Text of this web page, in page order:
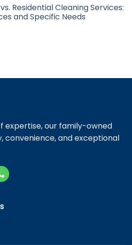
Residential Cleaning Services:
and Specific Needs
expertise, our family-owned
convenience, and exceptional